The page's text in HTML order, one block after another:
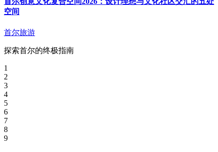
空间
首尔旅游
探索首尔的终极指南
1
2
3
4
5
6
7
8
9